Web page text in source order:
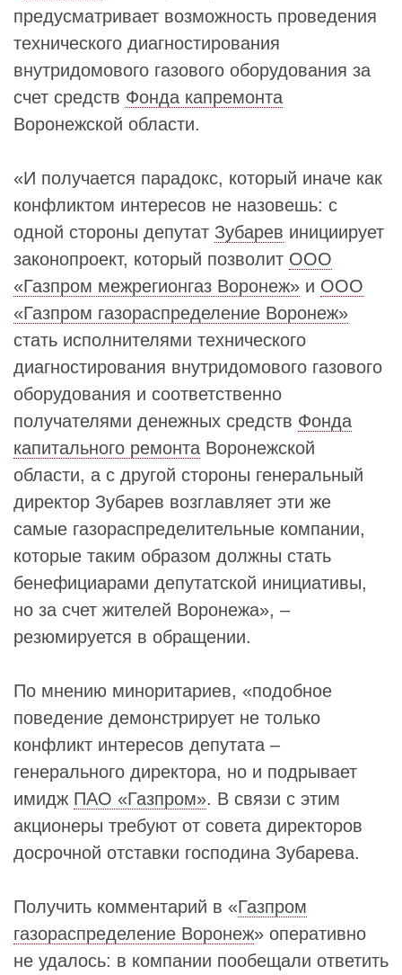
предусматривает возможность проведения
технического диагностирования
внутридомового газового оборудования за
счет средств Фонда капремонта
Воронежской области.
«И получается парадокс, который иначе как
конфликтом интересов не назовешь: с
одной стороны депутат Зубарев инициирует
законопроект, который позволит ООО
«Газпром межрегионгаз Воронеж» и ООО
«Газпром газораспределение Воронеж»
стать исполнителями технического
диагностирования внутридомового газового
оборудования и соответственно
получателями денежных средств Фонда
капитального ремонта Воронежской
области, а с другой стороны генеральный
директор Зубарев возглавляет эти же
самые газораспределительные компании,
которые таким образом должны стать
бенефициарами депутатской инициативы,
но за счет жителей Воронежа», –
резюмируется в обращении.
По мнению миноритариев, «подобное
поведение демонстрирует не только
конфликт интересов депутата –
генерального директора, но и подрывает
имидж ПАО «Газпром». В связи с этим
акционеры требуют от совета директоров
досрочной отставки господина Зубарева.
Получить комментарий в «Газпром
газораспределение Воронеж» оперативно
не удалось: в компании пообещали ответить